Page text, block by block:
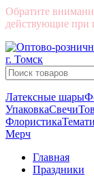
Обратите
действующие при
Латексные шары
УпаковкаСвечи
Флористика
Мерч
Главная
Праздники